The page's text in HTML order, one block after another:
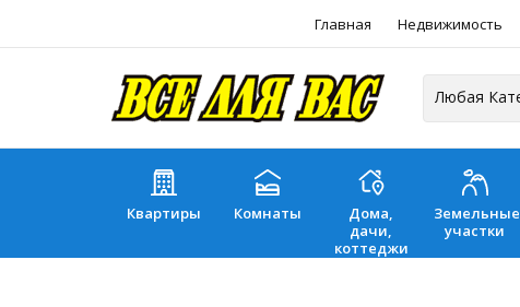
Главная Недвижимость
Квартиры Комнаты
Дома,
дачи,
коттеджи
Земельные
участки